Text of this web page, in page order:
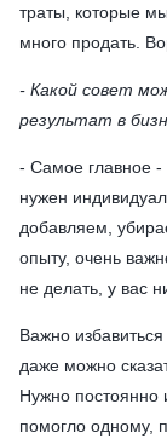
траты, которые
много продать.
- Какой совет
результат в
- Самое главное -
нужен
добавляем,
опыту, очень
не делать, у вас
Важно
даже можно
Нужно постоянно
помогло одному,